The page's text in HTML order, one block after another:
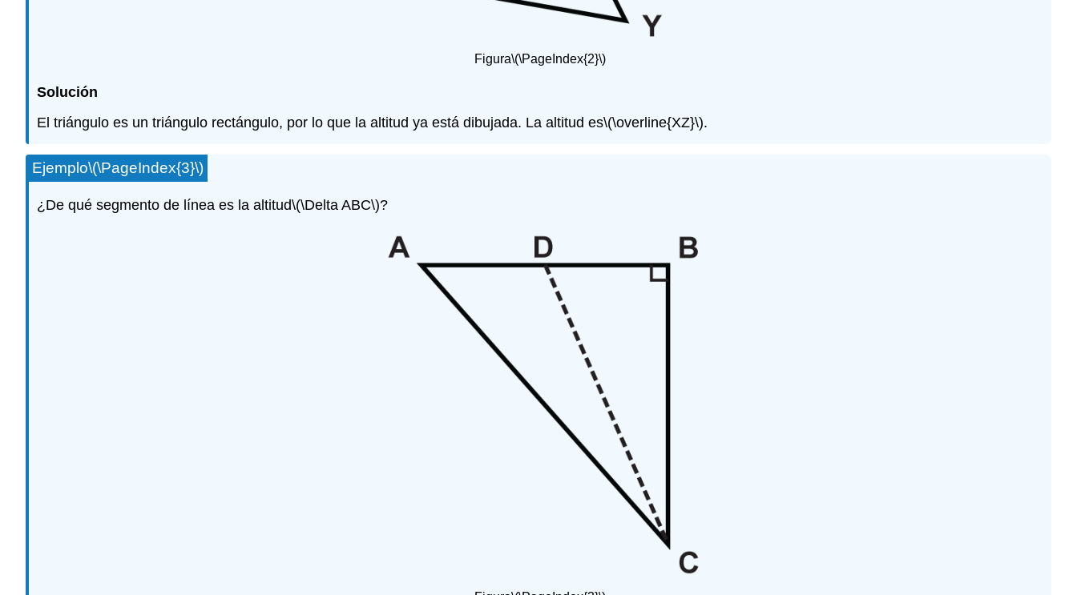
Figura\(\PageIndex{2}\)
Solución
El triángulo es un triángulo rectángulo, por lo que la altitud ya está dibujada. La altitud es\(\overline{XZ}\).
Ejemplo\(\PageIndex{3}\)
¿De qué segmento de línea es la altitud\(\Delta ABC\)?